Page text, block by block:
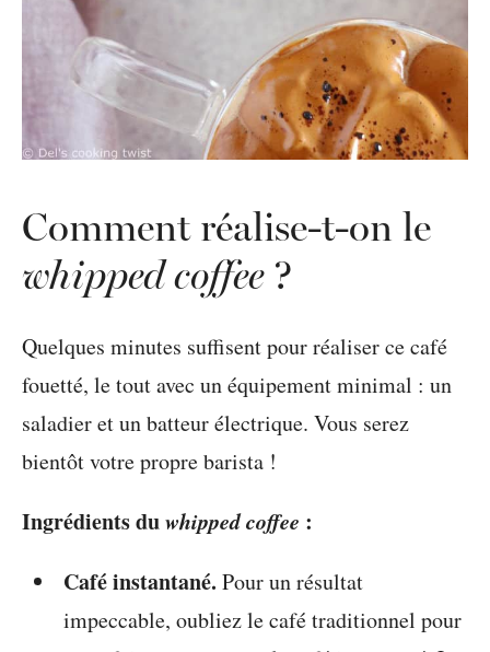
Comment réalise-t-on le
whipped coffee?
Quelques minutes suffisent pour réaliser ce café
fouetté, le tout avec un équipement minimal : un
saladier et un batteur électrique. Vous serez
bientôt votre propre barista !
Ingrédients duwhipped coffee :
Café instantané. Pour un résultat
impeccable, oubliez le café traditionnel pour